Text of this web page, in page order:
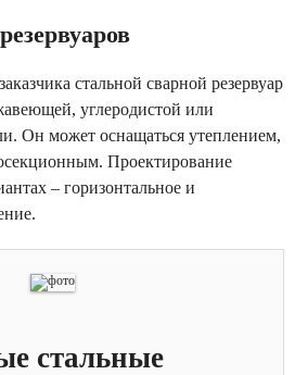
стальной сварной резервуар
углеродистой или
Он может оснащаться утеплением,
Проектирование
– горизонтальное и
стальные